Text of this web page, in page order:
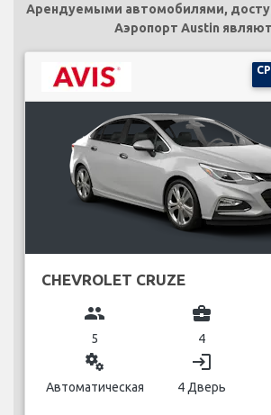
Арендуемыми автомобилями,
Аэропорт Austin
CHEVROLET CRUZE
group
5
business_center
4
miscellaneous_services
Автоматическая
login
4 Дверь